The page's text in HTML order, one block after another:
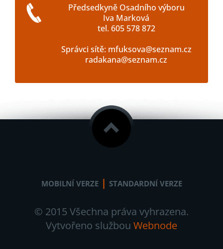
Předsedkyně Osadního výboru
Iva Marková
tel. 605 578 872
Správci sítě: mfuksova@seznam.cz
radakana@seznam.cz
MOBILNÍ VERZE | STANDARDNÍ VERZE
© 2015 Všechna práva vyhrazena.
Vytvořeno službou Webnode